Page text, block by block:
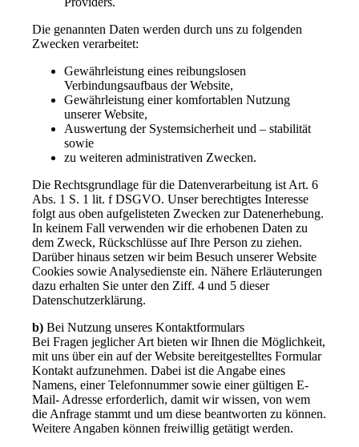
Die genannten Daten werden durch uns zu folgenden
Zwecken verarbeitet:
Gewährleistung eines reibungslosen
Verbindungsaufbaus der Website,
Gewährleistung einer komfortablen Nutzung
unserer Website,
Auswertung der Systemsicherheit und – stabilität
sowie
zu weiteren administrativen Zwecken.
Die Rechtsgrundlage für die Datenverarbeitung ist Art. 6
Abs. 1 S. 1 lit. f DSGVO. Unser berechtigtes Interesse
folgt aus oben aufgelisteten Zwecken zur Datenerhebung.
In keinem Fall verwenden wir die erhobenen Daten zu
dem Zweck, Rückschlüsse auf Ihre Person zu ziehen.
Darüber hinaus setzen wir beim Besuch unserer Website
Cookies sowie Analysedienste ein. Nähere Erläuterungen
dazu erhalten Sie unter den Ziff. 4 und 5 dieser
Datenschutzerklärung.
b) Bei Nutzung unseres Kontaktformulars
Bei Fragen jeglicher Art bieten wir Ihnen die Möglichkeit,
mit uns über ein auf der Website bereitgestelltes Formular
Kontakt aufzunehmen. Dabei ist die Angabe eines
Namens, einer Telefonnummer sowie einer gültigen E-
Mail- Adresse erforderlich, damit wir wissen, von wem
die Anfrage stammt und um diese beantworten zu können.
Weitere Angaben können freiwillig getätigt werden.